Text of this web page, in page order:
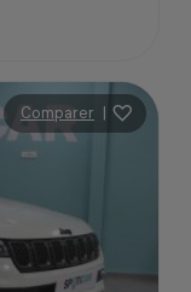
Comparer |